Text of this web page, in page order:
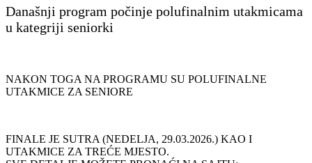
Današnji program počinje polufinalnim utakmicama
u kategriji seniorki
NAKON TOGA NA PROGRAMU SU POLUFINALNE
UTAKMICE ZA SENIORE
FINALE JE SUTRA (NEDELJA, 29.03.2026.) KAO I
UTAKMICE ZA TREĆE MJESTO.